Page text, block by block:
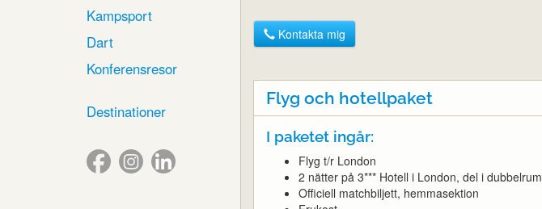
Kampsport
Dart
Konferensresor
Destinationer
Kontakta mig
Flyg och hotellpaket
I paketet ingår:
Flyg t/r London
2 nätter på 3*** Hotell i London, del i dubbelrum
Officiell matchbiljett, hemmasektion